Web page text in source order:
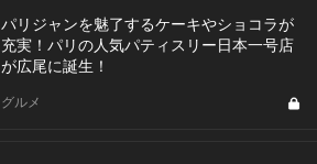
パリジャンを魅了するケーキやショコラが
充実！パリの人気パティスリー日本一号店
が広尾に誕生！
グルメ